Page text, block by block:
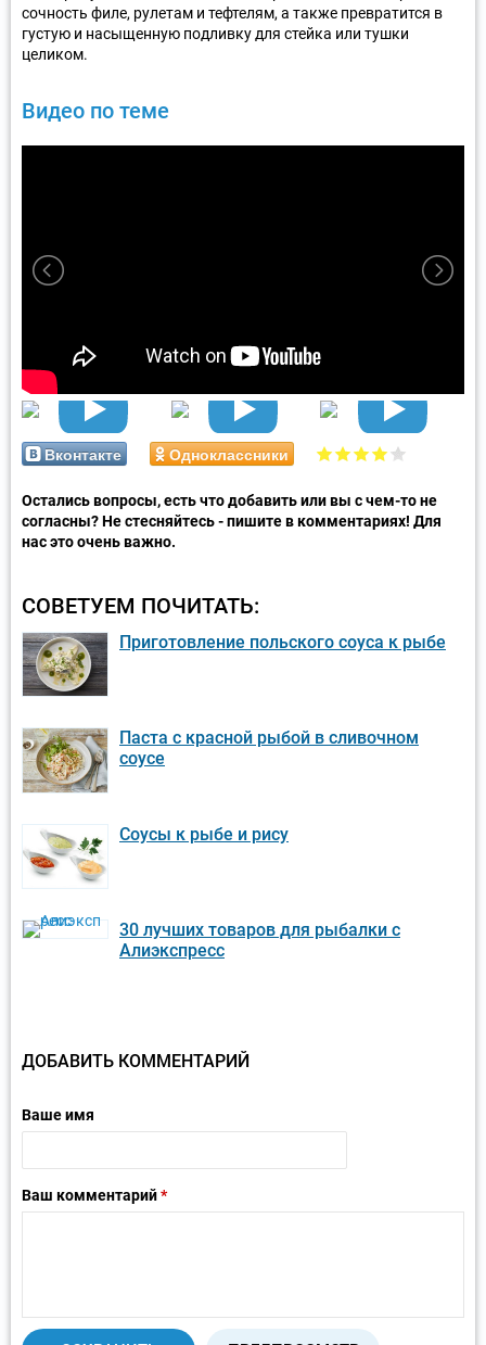
сочность филе, рулетам и тефтелям, а также превратится в
густую и насыщенную подливку для стейка или тушки
целиком.
Видео по теме
Вконтакте Одноклассники
Остались вопросы, есть что добавить или вы с чем-то не
согласны? Не стесняйтесь - пишите в комментариях! Для
нас это очень важно.
СОВЕТУЕМ ПОЧИТАТЬ:
Приготовление польского соуса к рыбе
Паста с красной рыбой в сливочном
соусе
Соусы к рыбе и рису
30 лучших товаров для рыбалки с
Алиэкспресс
ДОБАВИТЬ КОММЕНТАРИЙ
Ваше имя
Ваш комментарий*